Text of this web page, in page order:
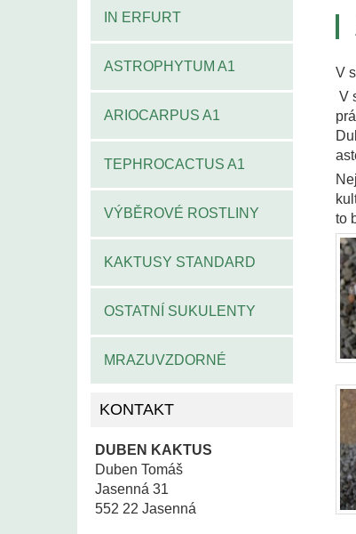
IN ERFURT
ASTROPHYTUM A1
ARIOCARPUS A1
TEPHROCACTUS A1
VÝBĚROVÉ ROSTLINY
KAKTUSY STANDARD
OSTATNÍ SUKULENTY
MRAZUVZDORNÉ
KONTAKT
DUBEN KAKTUS
Duben Tomáš
Jasenná 31
552 22 Jasenná
V
V
to